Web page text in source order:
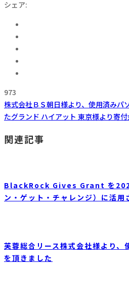
シェア:
973
株式会社ＢＳ朝日様より、使用済みパ
たグランド ハイアット 東京様より寄
関連記事
BlackRock Gives Grant を
ン・ゲット・チャレンジ）に活用
芙蓉総合リース株式会社様より、
を頂きました